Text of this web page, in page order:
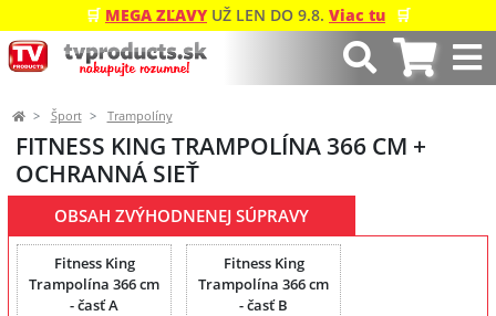
🛒 MEGA ZĽAVY UŽ LEN DO 9.8. Viac tu 🛒
Šport Trampolíny
FITNESS KING TRAMPOLÍNA 366 CM +
OCHRANNÁ SIEŤ
OBSAH ZVÝHODNENEJ SÚPRAVY
Fitness King
Trampolína 366 cm
- časť A
Fitness King
Trampolína 366 cm
- časť B